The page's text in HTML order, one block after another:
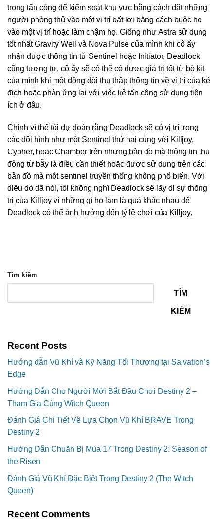
trong tấn công để kiểm soát khu vực bằng cách đặt những
người phòng thủ vào một vị trí bất lợi bằng cách buộc họ
vào một vị trí hoặc làm chậm họ. Giống như Astra sử dụng
tốt nhất Gravity Well và Nova Pulse của mình khi cô ấy
nhận được thông tin từ Sentinel hoặc Initiator, Deadlock
cũng tương tự, cô ấy sẽ có thể có được giá trị tốt từ bộ kit
của mình khi một đồng đội thu thập thông tin về vị trí của kẻ
địch hoặc phản ứng lại với việc kẻ tấn công sử dụng tiện
ích ở đâu.
Chính vì thế tôi dự đoán rằng Deadlock sẽ có vị trí trong
các đội hình như một Sentinel thứ hai cùng với Killjoy,
Cypher, hoặc Chamber trên những bản đồ mà thông tin thụ
động từ bẫy là điều cần thiết hoặc được sử dụng trên các
bản đồ mà một sentinel truyền thống không phổ biến. Với
điều đó đã nói, tôi không nghĩ Deadlock sẽ lấy đi sự thống
trị của Killjoy vì những gì họ làm là quá khác nhau để
Deadlock có thể ảnh hưởng đến tỷ lệ chơi của Killjoy.
Tìm kiếm
TÌM
KIẾM
Recent Posts
Hướng dẫn Vũ Khí và Kỹ Năng Tối Thượng tại Salvation’s
Edge
Hướng Dẫn Cho Người Mới Bắt Đầu Chơi Destiny 2 –
Tham Gia Cùng Witch Queen
Đánh Giá Chi Tiết Về Lựa Chọn Vũ Khí BRAVE Trong
Destiny 2
Hướng Dẫn Chuẩn Bị Mùa 17 Trong Destiny 2: Season of
the Risen
Đánh Giá Vũ Khí Đặc Biệt Trong Destiny 2 (The Witch
Queen)
Recent Comments